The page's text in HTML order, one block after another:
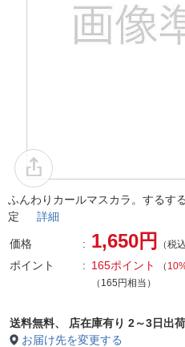
ふんわりカールマスカラ。するす
定 詳細
価格 1,650円 （税
ポイント 165ポイント （
（165円相当）
送料無料、
店在庫有り 2～3日出荷
お届け先を変更する